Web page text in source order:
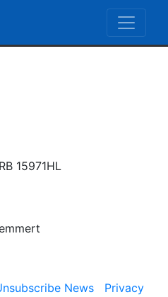
15971HL
News
Privacy